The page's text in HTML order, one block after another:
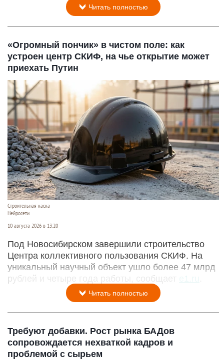
Читать полностью
«Огромный пончик» в чистом поле: как
устроен центр СКИФ, на чье открытие может
приехать Путин
Строительная каска
Нейросети
10 августа 2026 в 13:20
Под Новосибирском завершили строительство
Центра коллективного пользования СКИФ. На
уникальный научный объект ушло более 47 млрд
рублей и четыре года работы, сообщает
e1.ru
Читать полностью
Требуют добавки. Рост рынка БАДов
сопровождается нехваткой кадров и
проблемой с сырьем